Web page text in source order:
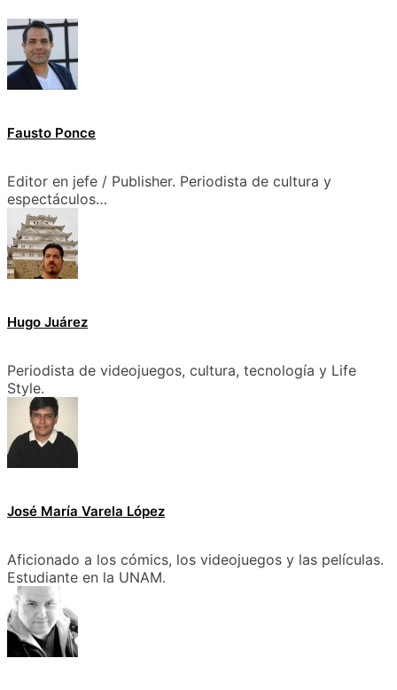
Fausto Ponce
Editor en jefe / Publisher. Periodista de cultura y
espectáculos…
Hugo Juárez
Periodista de videojuegos, cultura, tecnología y Life
Style.
José María Varela López
Aficionado a los cómics, los videojuegos y las películas.
Estudiante en la UNAM.